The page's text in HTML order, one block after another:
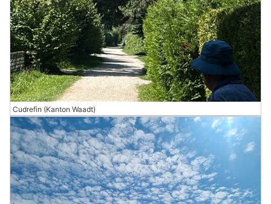
Cudrefin (Kanton Waadt)